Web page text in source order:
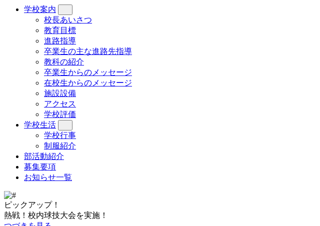
学校案内
校長あいさつ
教育目標
進路指導
卒業生の主な進路先指導
教科の紹介
卒業生からのメッセージ
在校生からのメッセージ
施設設備
アクセス
学校評価
学校生活
学校行事
制服紹介
部活動紹介
募集要項
お知らせ一覧
ピックアップ！
熱戦！校内球技大会を実施！